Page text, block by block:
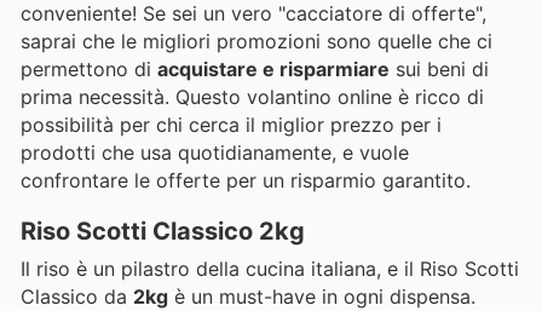
conveniente! Se sei un vero "cacciatore di offerte",
saprai che le migliori promozioni sono quelle che ci
permettono di acquistare e risparmiare sui beni di
prima necessità. Questo volantino online è ricco di
possibilità per chi cerca il miglior prezzo per i
prodotti che usa quotidianamente, e vuole
confrontare le offerte per un risparmio garantito.
Riso Scotti Classico 2kg
Il riso è un pilastro della cucina italiana, e il Riso Scotti
Classico da 2kg è un must-have in ogni dispensa.